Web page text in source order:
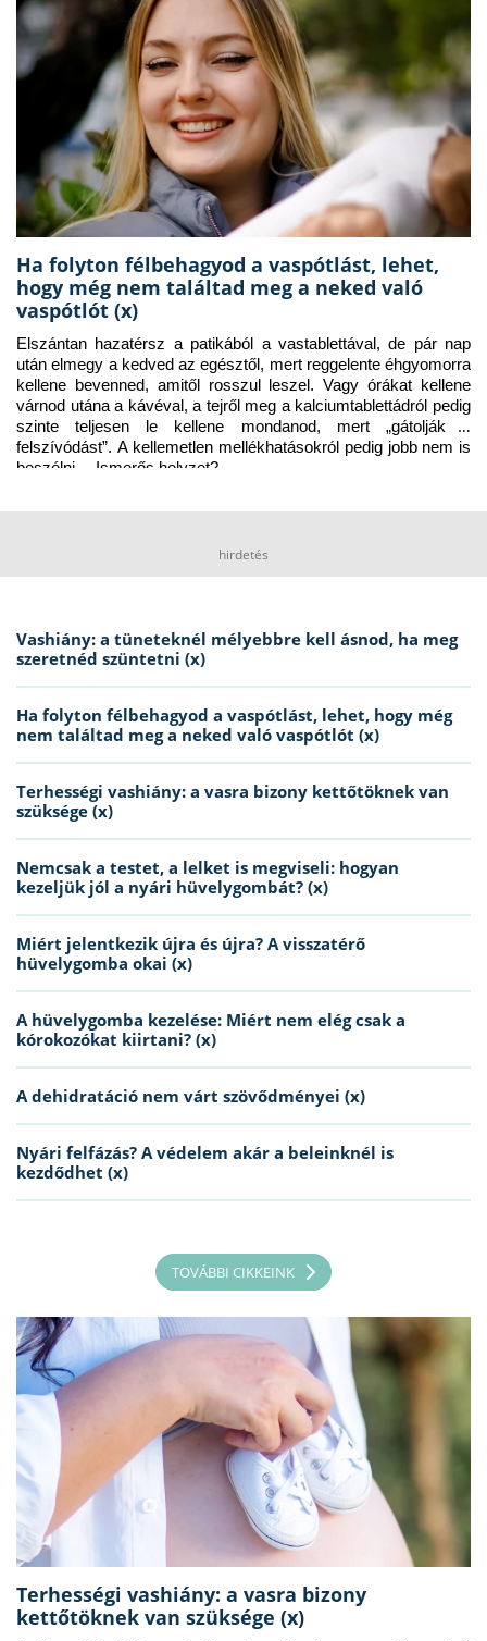
Ha folyton félbehagyod a vaspótlást, lehet,
hogy még nem találtad meg a neked való
vaspótlót (x)
Elszántan hazatérsz a patikából a vastablettával, de pár nap
után elmegy a kedved az egésztől, mert reggelente éhgyomorra
kellene bevenned, amitől rosszul leszel. Vagy órákat kellene
várnod utána a kávéval, a tejről meg a kalciumtablettádról pedig
szinte teljesen le kellene mondanod, mert „gátolják a
felszívódást”. A kellemetlen mellékhatásokról pedig jobb nem is
beszélni… Ismerős helyzet?
hirdetés
Vashiány: a tüneteknél mélyebbre kell ásnod, ha meg
szeretnéd szüntetni (x)
Ha folyton félbehagyod a vaspótlást, lehet, hogy még
nem találtad meg a neked való vaspótlót (x)
Terhességi vashiány: a vasra bizony kettőtöknek van
szüksége (x)
Nemcsak a testet, a lelket is megviseli: hogyan
kezeljük jól a nyári hüvelygombát? (x)
Miért jelentkezik újra és újra? A visszatérő
hüvelygomba okai (x)
A hüvelygomba kezelése: Miért nem elég csak a
kórokozókat kiirtani? (x)
A dehidratáció nem várt szövődményei (x)
Nyári felfázás? A védelem akár a beleinknél is
kezdődhet (x)
TOVÁBBI CIKKEINK
Terhességi vashiány: a vasra bizony
kettőtöknek van szüksége (x)